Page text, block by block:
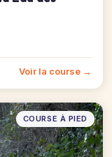
Voir la course →
COURSE À PIED